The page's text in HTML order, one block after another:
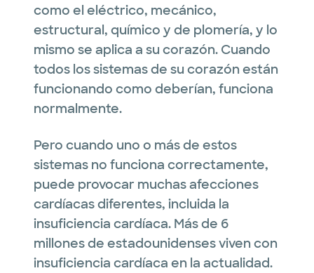
como el eléctrico, mecánico,
estructural, químico y de plomería, y lo
mismo se aplica a su corazón. Cuando
todos los sistemas de su corazón están
funcionando como deberían, funciona
normalmente.
Pero cuando uno o más de estos
sistemas no funciona correctamente,
puede provocar muchas afecciones
cardíacas diferentes, incluida la
insuficiencia cardíaca. Más de 6
millones de estadounidenses viven con
insuficiencia cardíaca en la actualidad.